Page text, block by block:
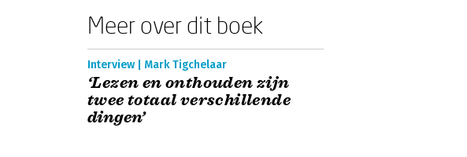
Meer over dit boek
Interview | Mark Tigchelaar
‘Lezen en onthouden zijn
twee totaal verschillende
dingen’